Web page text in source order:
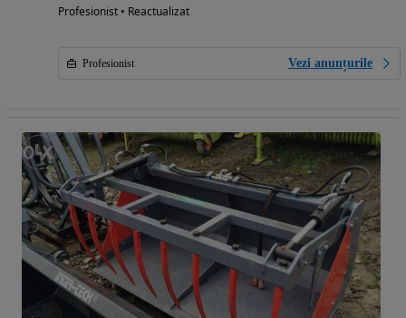
Profesionist • Reactualizat
Profesionist Vezi anunțurile